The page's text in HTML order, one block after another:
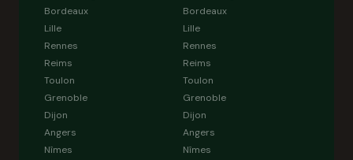
Bordeaux
Lille
Rennes
Reims
Toulon
Grenoble
Dijon
Angers
Nîmes
Bordeaux
Lille
Rennes
Reims
Toulon
Grenoble
Dijon
Angers
Nîmes